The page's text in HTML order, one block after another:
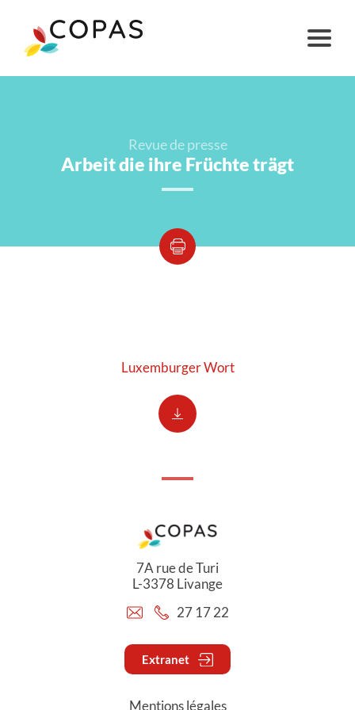
Revue de presse
Arbeit die ihre Früchte trägt
Luxemburger Wort
7A rue de Turi
L-3378 Livange
27 17 22
Extranet
Mentions légales